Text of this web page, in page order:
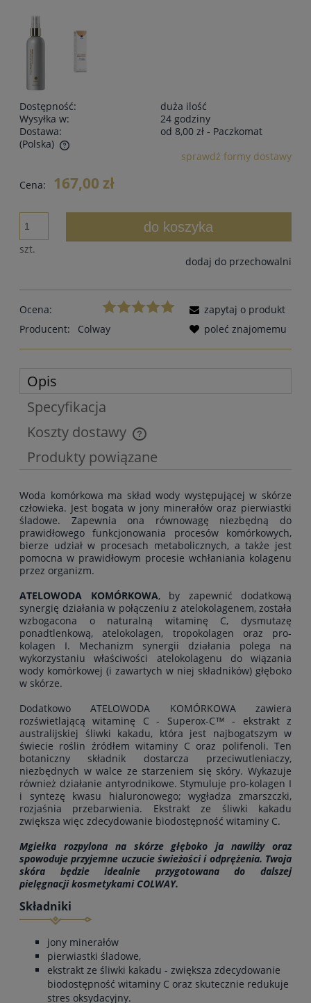
Dostępność:
duża ilość
Wysyłka w:
24 godziny
Dostawa:
od 8,00 zł - Paczkomat
(Polska)
Cena nie zawiera ewentualnych kosztów płatności
sprawdź formy dostawy
Cena: 167,00 zł
szt.
do koszyka
dodaj do przechowalni
Ocena:
Producent:
Colway
zapytaj o produkt
poleć znajomemu
Opis
Specyfikacja
Koszty dostawy
Cena nie zawiera ewentualnych kosztów płatności
Produkty powiązane
Woda komórkowa ma skład wody występującej w skórze
człowieka. Jest bogata w jony minerałów oraz pierwiastki
śladowe. Zapewnia ona równowagę niezbędną do
prawidłowego funkcjonowania procesów komórkowych,
bierze udział w procesach metabolicznych, a także jest
pomocna w prawidłowym procesie wchłaniania kolagenu
przez organizm.
ATELOWODA KOMÓRKOWA, by zapewnić dodatkową
synergię działania w połączeniu z atelokolagenem, została
wzbogacona o naturalną witaminę C, dysmutazę
ponadtlenkową, atelokolagen, tropokolagen oraz pro-
kolagen I. Mechanizm synergii działania polega na
wykorzystaniu właściwości atelokolagenu do wiązania
wody komórkowej (i zawartych w niej składników) głęboko
w skórze.
Dodatkowo ATELOWODA KOMÓRKOWA zawiera
rozświetlającą witaminę C - Superox-C™ - ekstrakt z
australijskiej śliwki kakadu, która jest najbogatszym w
świecie roślin źródłem witaminy C oraz polifenoli. Ten
botaniczny składnik dostarcza przeciwutleniaczy,
niezbędnych w walce ze starzeniem się skóry. Wykazuje
również działanie antyrodnikowe. Stymuluje pro-kolagen I
i syntezę kwasu hialuronowego; wygładza zmarszczki,
rozjaśnia przebarwienia. Ekstrakt ze śliwki kakadu
zwiększa więc zdecydowanie biodostępność witaminy C.
Mgiełka rozpylona na skórze głęboko ja nawilży oraz
spowoduje przyjemne uczucie świeżości i odprężenia. Twoja
skóra będzie idealnie przygotowana do dalszej
pielęgnacji kosmetykami COLWAY.
Składniki
jony minerałów
pierwiastki śladowe,
ekstrakt ze śliwki kakadu - zwiększa zdecydowanie
biodostępność witaminy C oraz skutecznie redukuje
stres oksydacyjny.